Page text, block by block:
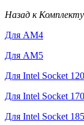
Назад к
Для AM4
Для AM5
Для Intel Socket
Для Intel Socket
Для Intel Socket